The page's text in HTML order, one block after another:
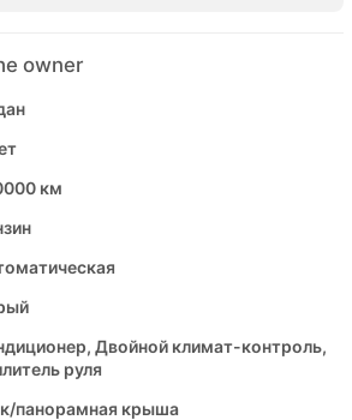
owner
км
Двойной климат-контроль,
руля
панорамная крыша